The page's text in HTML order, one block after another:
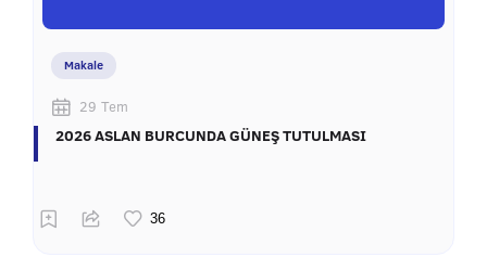
Makale
29 Tem
2026 ASLAN BURCUNDA GÜNEŞ TUTULMASI